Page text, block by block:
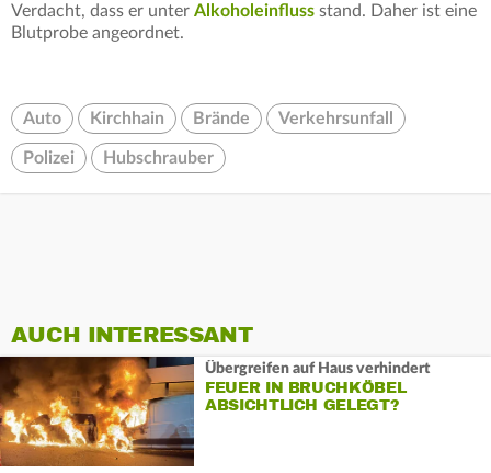
Verdacht, dass er unter Alkoholeinfluss stand. Daher ist eine
Blutprobe angeordnet.
Auto Kirchhain Brände Verkehrsunfall
Polizei Hubschrauber
AUCH INTERESSANT
Übergreifen auf Haus verhindert
FEUER IN BRUCHKÖBEL
ABSICHTLICH GELEGT?